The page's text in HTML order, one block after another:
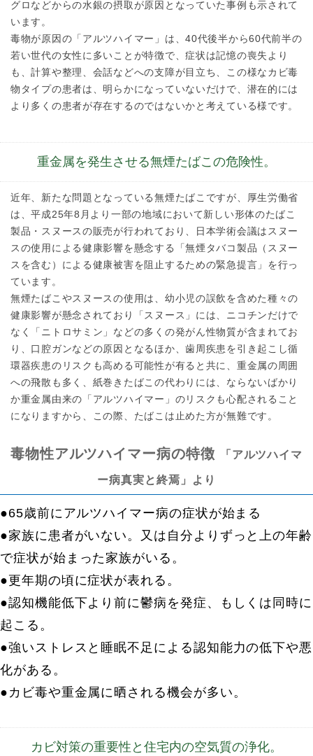
グロなどからの水銀の摂取が原因となっていた事例も示されて
います。
毒物が原因の「アルツハイマー」は、40代後半から60代前半の
若い世代の女性に多いことが特徴で、症状は記憶の喪失より
も、計算や整理、会話などへの支障が目立ち、この様なカビ毒
物タイプの患者は、明らかになっていないだけで、潜在的には
より多くの患者が存在するのではないかと考えている様です。
重金属を発生させる無煙たばこの危険性。
近年、新たな問題となっている無煙たばこですが、厚生労働省
は、平成25年8月より一部の地域において新しい形体のたばこ
製品・スヌースの販売が行われており、日本学術会議はスヌー
スの使用による健康影響を懸念する「無煙タバコ製品（スヌー
スを含む）による健康被害を阻止するための緊急提言」を行っ
ています。
無煙たばこやスヌースの使用は、幼小児の誤飲を含めた種々の
健康影響が懸念されており「スヌース」には、ニコチンだけで
なく「ニトロサミン」などの多くの発がん性物質が含まれてお
り、口腔ガンなどの原因となるほか、歯周疾患を引き起こし循
環器疾患のリスクも高める可能性が有ると共に、重金属の周囲
への飛散も多く、紙巻きたばこの代わりには、ならないばかり
か重金属由来の「アルツハイマー」のリスクも心配されること
になりますから、この際、たばこは止めた方が無難です。
毒物性アルツハイマー病の特徴
「アルツハイマ
ー病真実と終焉」より
●65歳前にアルツハイマー病の症状が始まる
●家族に患者がいない。又は自分よりずっと上の年齢
で症状が始まった家族がいる。
●更年期の頃に症状が表れる。
●認知機能低下より前に鬱病を発症、もしくは同時に
起こる。
●強いストレスと睡眠不足による認知能力の低下や悪
化がある。
●カビ毒や重金属に晒される機会が多い。
カビ対策の重要性と住宅内の空気質の浄化。